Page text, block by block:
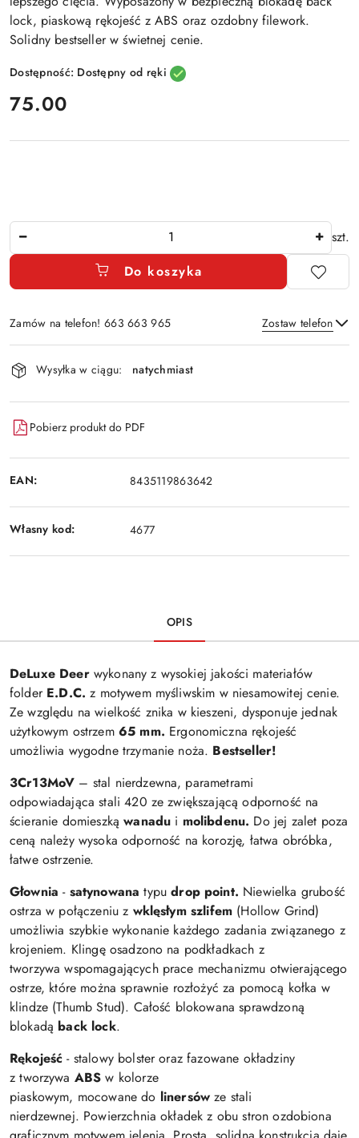
lock, piaskową rękojeść z ABS oraz ozdobny filework.
Solidny bestseller w świetnej cenie.
Dostępność: Dostępny od ręki
cena:
75.00
szt.
Do koszyka
Zamów na telefon! 663 663 965 Zostaw telefon
Dostępność
i
dostawa
Wysyłka w ciągu: natychmiast
Pobierz produkt do PDF
EAN: 8435119863642
Własny kod: 4677
OPIS
DeLuxe Deer wykonany z wysokiej jakości materiałów
folder E.D.C. z motywem myśliwskim w niesamowitej cenie.
Ze względu na wielkość znika w kieszeni, dysponuje jednak
użytkowym ostrzem 65 mm. Ergonomiczna rękojeść
umożliwia wygodne trzymanie noża. Bestseller!
3Cr13MoV – stal nierdzewna, parametrami
odpowiadająca stali 420 ze zwiększającą odporność na
ścieranie domieszkąwanadu i molibdenu. Do jej zalet poza
ceną należy wysoka odporność na korozję, łatwa obróbka,
łatwe ostrzenie.
Głownia - satynowanatypu drop point. Niewielka grubość
ostrza w połączeniu z wklęsłym szlifem (Hollow Grind)
umożliwia szybkie wykonanie każdego zadania związanego z
krojeniem. Klingę osadzono na podkładkach z
tworzywa wspomagających prace mechanizmu otwierającego
ostrze, które można sprawnie rozłożyćza pomocą kołka w
klindze (Thumb Stud). Całość blokowana sprawdzoną
blokadą backlock.
Rękojeść - stalowy bolster oraz fazowane okładziny
z tworzywa ABS w kolorze
piaskowym, mocowane do linersów ze stali
nierdzewnej. Powierzchnia okładek z obu stron ozdobiona